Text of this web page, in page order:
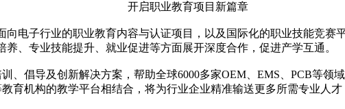
开启职业教育项目新篇章
电子行业的职业教育内容与认证项目，以及国际化的职业技能竞赛
、专业技能提升、就业促进等方面展开深度合作，促进产学互通。
、倡导及创新解决方案，帮助全球6000多家OEM、EMS、PCB等领
育机构的教学平台相结合，将为行业企业精准输送更多所需专业人才